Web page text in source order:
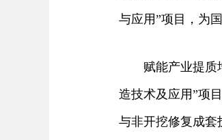
与应用”项目，为
赋能产业提质增
造技术及应用”项
与非开挖修复成套